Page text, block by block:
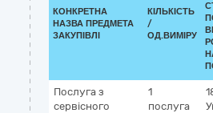
КОНКРЕТНА
НАЗВА ПРЕДМЕТА
ЗАКУПІВЛІ
КІЛЬКІСТЬ
/
ОД.ВИМІРУ
Послуга з
сервісного
1
послуга